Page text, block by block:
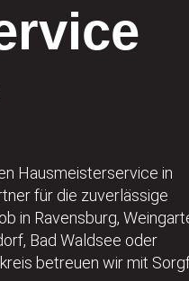
Hausmeisterservice in
für die zuverlässige
in Ravensburg,
Bad Waldsee oder
betreuen wir mit